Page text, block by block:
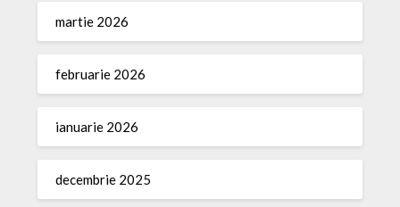
martie 2026
februarie 2026
ianuarie 2026
decembrie 2025